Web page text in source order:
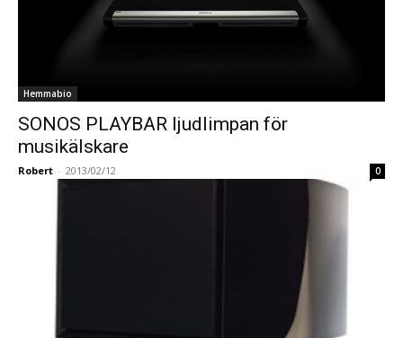
Hemmabio
SONOS PLAYBAR ljudlimpan för
musikälskare
Robert - 2013/02/12 0